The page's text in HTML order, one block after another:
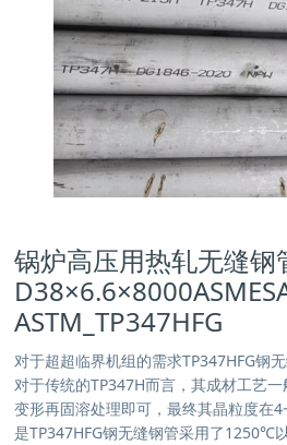
锅炉高压用热轧无缝钢
ASTM_TP347HFG
对于超超临界机组的需求TP347HFG钢
对于传统的TP347H而言，其成材工艺
变形再固溶处理即可，最终其晶粒度在
是TP347HFG钢无缝钢管采用了1250℃